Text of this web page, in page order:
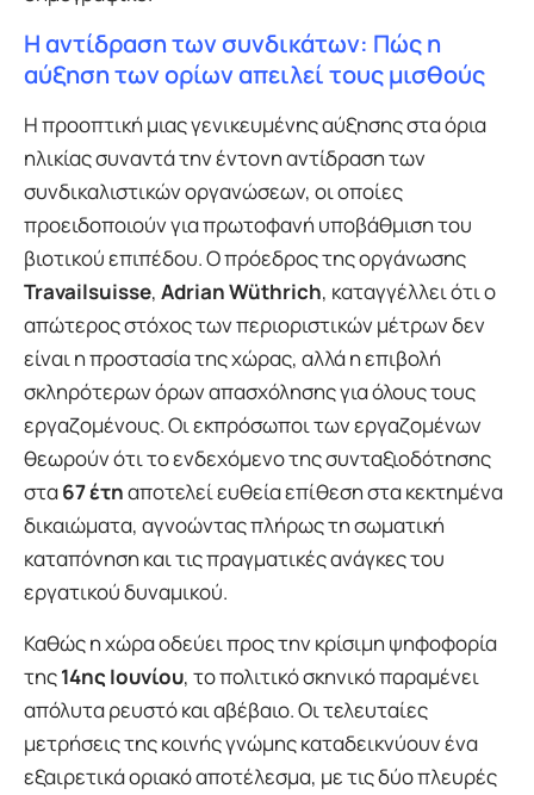
Η αντίδραση των συνδικάτων: Πώς η
αύξηση των ορίων απειλεί τους μισθούς
Η προοπτική μιας γενικευμένης αύξησης στα όρια
ηλικίας συναντά την έντονη αντίδραση των
συνδικαλιστικών οργανώσεων, οι οποίες
προειδοποιούν για πρωτοφανή υποβάθμιση του
βιοτικού επιπέδου. Ο πρόεδρος της οργάνωσης
Travailsuisse, Adrian Wüthrich, καταγγέλλει ότι ο
απώτερος στόχος των περιοριστικών μέτρων δεν
είναι η προστασία της χώρας, αλλά η επιβολή
σκληρότερων όρων απασχόλησης για όλους τους
εργαζομένους. Οι εκπρόσωποι των εργαζομένων
θεωρούν ότι το ενδεχόμενο της συνταξιοδότησης
στα67 έτηαποτελεί ευθεία επίθεση στα κεκτημένα
δικαιώματα, αγνοώντας πλήρως τη σωματική
καταπόνηση και τις πραγματικές ανάγκες του
εργατικού δυναμικού.
Καθώς η χώρα οδεύει προς την κρίσιμη ψηφοφορία
της14ης Ιουνίου, το πολιτικό σκηνικό παραμένει
απόλυτα ρευστό και αβέβαιο. Οι τελευταίες
μετρήσεις της κοινής γνώμης καταδεικνύουν ένα
εξαιρετικά οριακό αποτέλεσμα, με τις δύο πλευρές